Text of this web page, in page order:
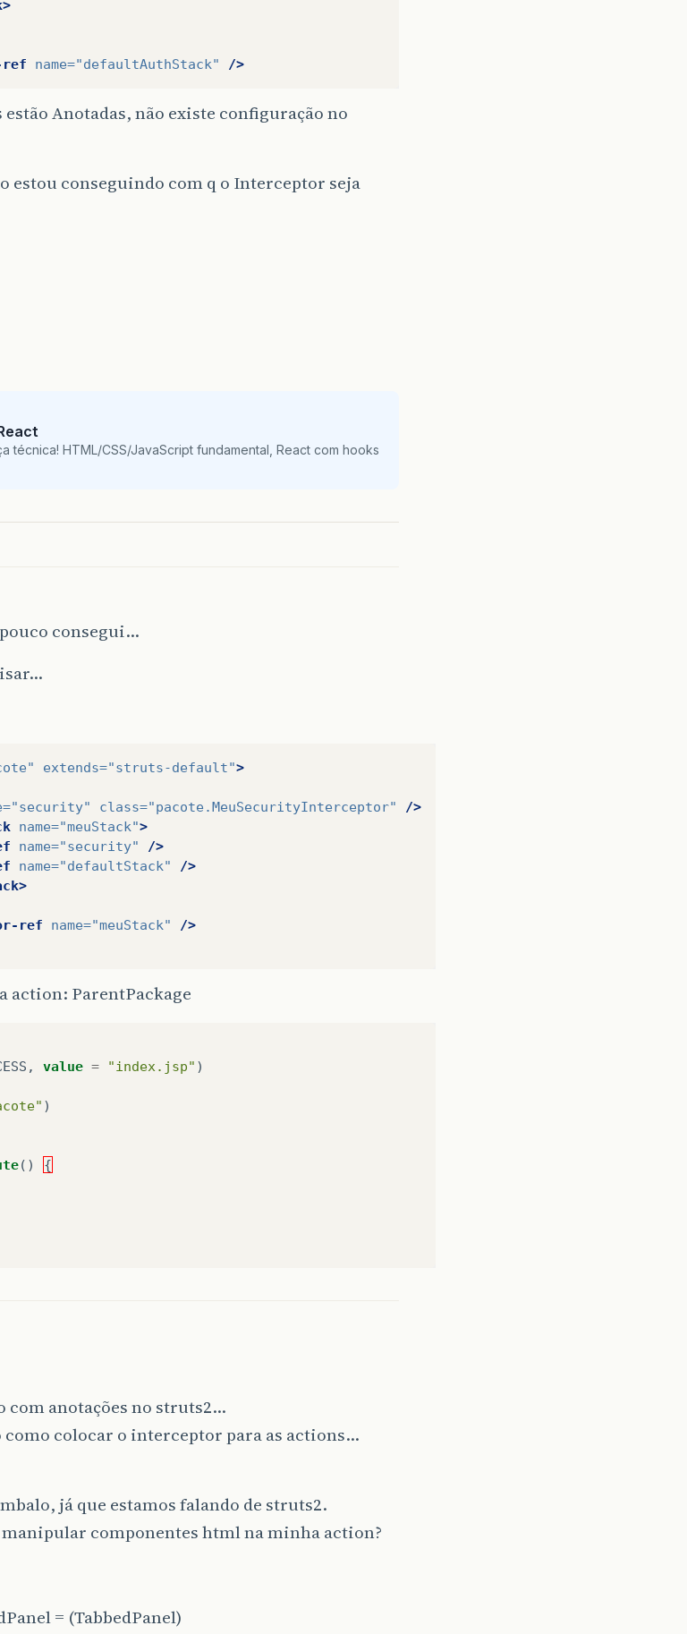
ref name="defaultAuthStack" />
Anotadas, não existe configuração no
estou conseguindo com q o Interceptor seja
técnica! HTML/CSS/JavaScript fundamental, React com hooks
consegui…
extends="struts-default">
"security" class="pacote.MeuSecurityInterceptor"
/>
name="meuStack">
name="security"
/>
name="defaultStack"
/>
ref
name="meuStack"
/>
action: ParentPackage
, value = "index.jsp" )
)
()
{
anotações no struts2…
colocar o interceptor para as actions…
já que estamos falando de struts2.
manipular componentes html na minha action?
= (TabbedPanel)